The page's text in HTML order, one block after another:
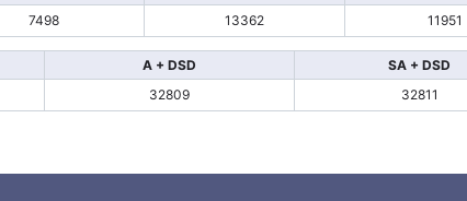
7498 13362 11951
A + DSD
SA + DSD
32809 32811